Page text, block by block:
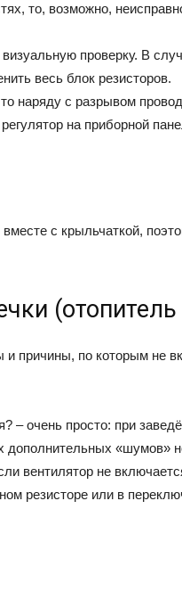
то, возможно,
проверку. В
весь блок резисторов.
наряду с разрывом
на приборной
с крыльчаткой,
причины, по которым не
– очень просто: при
дополнительных «шумов»
вентилятор не
резисторе или в